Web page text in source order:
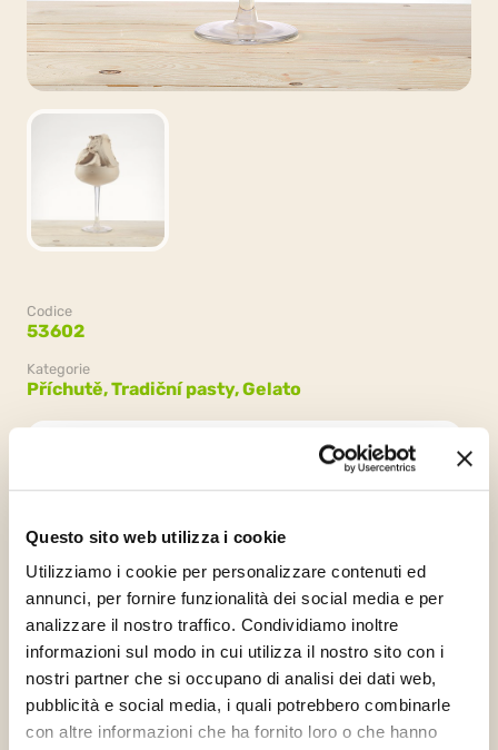
Questo sito web utilizza i cookie
Utilizziamo i cookie per personalizzare contenuti ed
annunci, per fornire funzionalità dei social media e per
analizzare il nostro traffico. Condividiamo inoltre
informazioni sul modo in cui utilizza il nostro sito con i
nostri partner che si occupano di analisi dei dati web,
pubblicità e social media, i quali potrebbero combinarle
con altre informazioni che ha fornito loro o che hanno
Codice
53602
Kategorie
Příchutě,Tradiční pasty,Gelato
2 kbelíky x 6kg (12kg)